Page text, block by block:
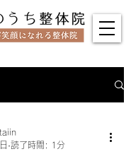
読了時間: 1分